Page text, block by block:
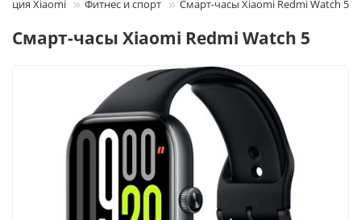
Xiaomi Фитнес и спорт Смарт-часы Xiaomi Redmi Watch 5
Смарт-часы Xiaomi Redmi Watch 5